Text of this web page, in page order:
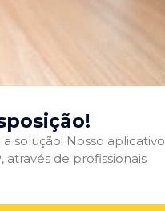
solução! Nosso aplicativo
de profissionais